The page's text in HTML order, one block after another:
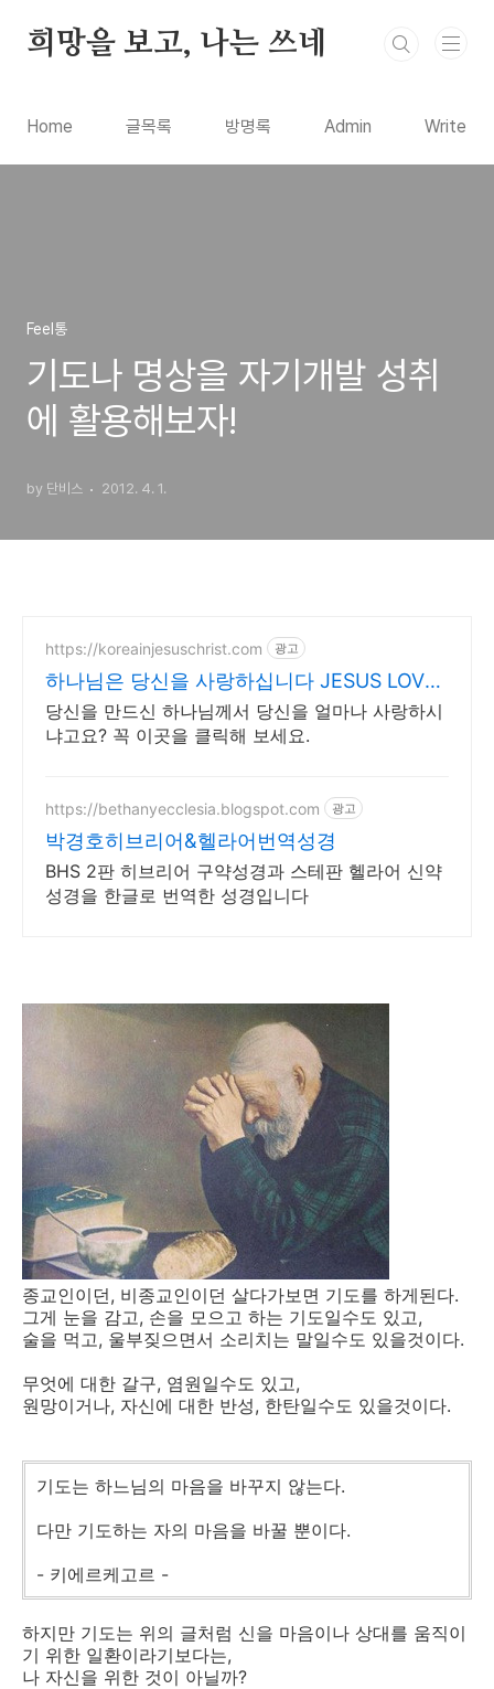
희망을 보고, 나는 쓰네
Home 글목록 방명록 Admin Write
Feel통
기도나 명상을 자기개발 성취
에 활용해보자!
by 단비스 2012. 4. 1.
https://koreainjesuschrist.com 광고
하나님은 당신을 사랑하십니다 JESUS LOVES
YOU
당신을 만드신 하나님께서 당신을 얼마나 사랑하시
냐고요? 꼭 이곳을 클릭해 보세요.
https://bethanyecclesia.blogspot.com 광고
박경호히브리어&헬라어번역성경
BHS 2판 히브리어 구약성경과 스테판 헬라어 신약
성경을 한글로 번역한 성경입니다
종교인이던, 비종교인이던 살다가보면 기도를 하게된다.
그게 눈을 감고, 손을 모으고 하는 기도일수도 있고,
술을 먹고, 울부짖으면서 소리치는 말일수도 있을것이다.
무엇에 대한 갈구, 염원일수도 있고,
원망이거나, 자신에 대한 반성, 한탄일수도 있을것이다.
기도는 하느님의 마음을 바꾸지 않는다.
다만 기도하는 자의 마음을 바꿀 뿐이다.
- 키에르케고르 -
하지만 기도는 위의 글처럼 신을 마음이나 상대를 움직이
기 위한 일환이라기보다는,
나 자신을 위한 것이 아닐까?